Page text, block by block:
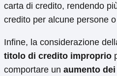
carta di credito, rendendo
credito per alcune persone
Infine, la considerazione
titolo di credito improprio
comportare un aumento